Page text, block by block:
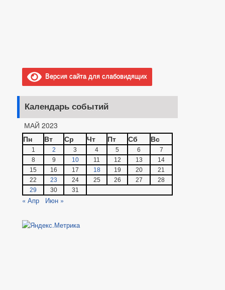
Версия сайта для слабовидящих
Календарь событий
МАЙ 2023
Пн
Вт Ср Чт Пт Сб Вс
1 2 3 4 5 6
7
8
9 10 11 12 13
14
15
16 17 18 19 20
21
22
23 24 25 26 27
28
29
30 31
« Апр Июн »